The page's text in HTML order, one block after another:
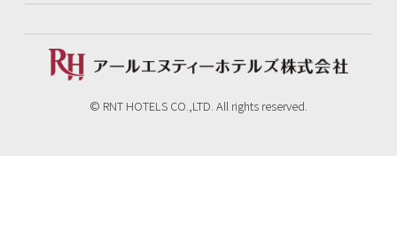
© RNT HOTELS CO.,LTD. All rights reserved.